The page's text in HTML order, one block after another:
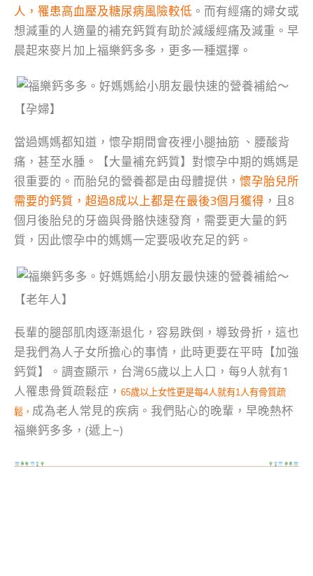
人，罹患高血壓及糖尿病風險較低 。而有經痛的婦女或
想減重的人適量的補充鈣質有助於減緩經痛及減重。早
晨起來麥片加上福樂鈣多多，更多一種選擇。
【孕婦】
當過媽媽都知道，懷孕期間會夜裡小腿抽筋 、腰酸背
痛，甚至水腫。
【大量補充鈣質】對懷孕中期的媽媽是
很重要的。而胎兒的營養都是由母體提供， 懷孕胎兒所
需要的鈣質，超過8成以上都是在最後3個月獲得 ，且8
個月後胎兒的牙齒與骨骼快速發育，需要更大量的鈣
質，因此懷孕中的媽媽一定要吸收充足的鈣。
【老年人】
長輩的腿部肌肉逐漸退化，容易跌倒，導致骨折，這也
是我們為人子女所擔心的事情，此時更要在平時【加強
鈣質】。調查顯示，台灣65歲以上人口，每9人就有1
人罹患骨質疏鬆症， 65歲以上女性更是每4人就有1 人有骨質疏
鬆， 成為老人常見的疾病。我們貼心的晚輩，早晚熱杯
福樂鈣多多，(遞上~)